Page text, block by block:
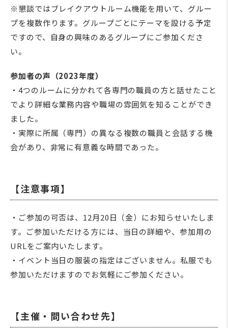
※懇談ではブレイクアウトルーム機能を用いて、グルー
プを複数作ります。グループごとにテーマを設ける予定
ですので、自身の興味のあるグループにご参加くださ
い。
参加者の声（2023年度）
・4つのルームに分かれて各専門の職員の方と話せたこと
でより詳細な業務内容や職場の雰囲気を知ることができ
ました。
・実際に所属（専門）の異なる複数の職員と会話する機
会があり、非常に有意義な時間であった。
【注意事項】
・ご参加の可否は、12月20日（金）にお知らせいたしま
す。ご参加いただける方には、当日の詳細や、参加用の
URLをご案内いたします。
・イベント当日の服装の指定はございません。私服でも
参加いただけますのでお気軽にご参加ください。
【主催・問い合わせ先】